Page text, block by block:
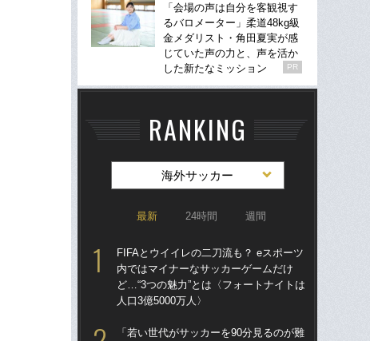
「会場の声は自分を客観視す
るバロメーター」柔道48kg級
金メダリスト・角田夏実が感
じていた声の力と、声を活か
した新たなミッション
PR
RANKING
海外サッカー
最新 24時間 週間
FIFAとウイイレの二刀流も？ eスポーツ
内ではマイナーなサッカーゲームだけ
ど…“3つの魅力”とは〈フォートナイトは
人口3億5000万人〉
「若い世代がサッカーを90分見るのが難